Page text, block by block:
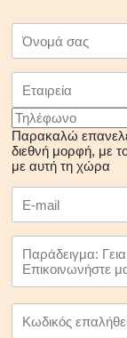
Παρακαλώ
διεθνή μορφή, με
με αυτή τη χώρα